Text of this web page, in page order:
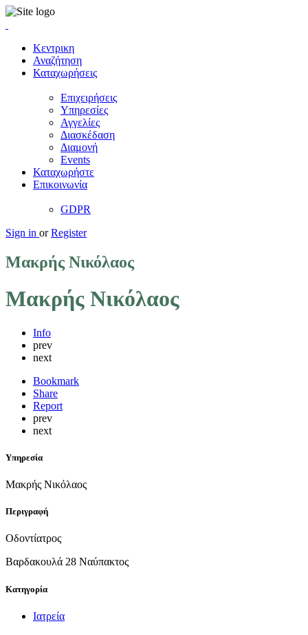
Κεντρικη
Αναζήτηση
Καταχωρήσεις
Επιχειρήσεις
Υπηρεσίες
Αγγελίες
Διασκέδαση
Διαμονή
Events
Καταχωρήστε
Επικοινωνία
GDPR
Sign in or Register
Μακρής Νικόλαος
Μακρής Νικόλαος
Info
prev
next
Bookmark
Share
Report
prev
next
Υπηρεσία
Μακρής Νικόλαος
Περιγραφή
Οδοντίατρος
Βαρδακουλά 28 Ναύπακτος
Κατηγορία
Ιατρεία